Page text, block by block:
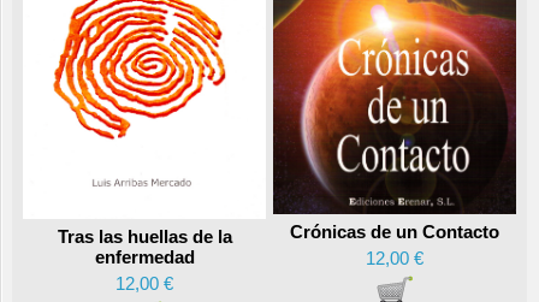
Tras las huellas de la
enfermedad
12,00 €
Crónicas de un Contacto
12,00 €